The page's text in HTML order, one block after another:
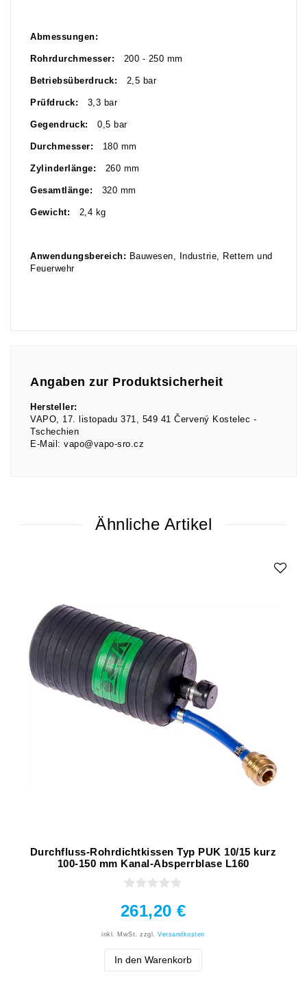
Abmessungen:
Rohrdurchmesser: 200 - 250 mm
Betriebsüberdruck: 2,5 bar
Prüfdruck: 3,3 bar
Gegendruck: 0,5 bar
Durchmesser: 180 mm
Zylinderlänge: 260 mm
Gesamtlänge: 320 mm
Gewicht: 2,4 kg
Anwendungsbereich: Bauwesen, Industrie, Rettern und
Feuerwehr
Angaben zur Produktsicherheit
Hersteller:
VAPO
17. listopadu 371 549 41 Červený Kostelec
Tschechien
E-Mail: vapo@vapo-sro.cz
Ähnliche Artikel
Durchfluss-Rohrdichtkissen Typ PUK 10/15 kurz
100-150 mm Kanal-Absperrblase L160
261,20 €
inkl. MwSt. zzgl.Versandkosten
In den Warenkorb